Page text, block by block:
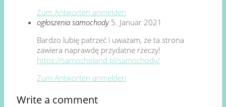
Zum Antworten anmelden
ogłoszenia samochody 5. Januar 2021
Bardzo lubię patrzeć i uważam, że ta strona
zawiera naprawdę przydatne rzeczy!
https://samocholand.pl/samochody/
Zum Antworten anmelden
Write a comment